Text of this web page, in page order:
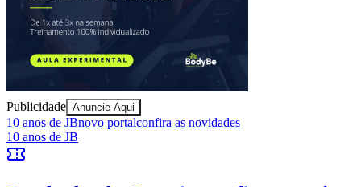
Bragantino
Publicidade Anuncie Aqui